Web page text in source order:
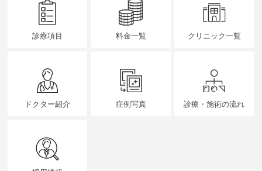
診療項目 料金一覧 クリニック一覧
ドクター紹介 症例写真 診療・施術の流れ